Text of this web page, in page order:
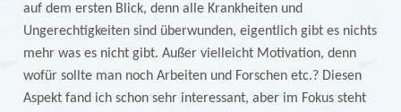
auf dem ersten Blick, denn alle Krankheiten und
Ungerechtigkeiten sind überwunden, eigentlich gibt es nichts
mehr was es nicht gibt. Außer vielleicht Motivation, denn
wofür sollte man noch Arbeiten und Forschen etc.? Diesen
Aspekt fand ich schon sehr interessant, aber im Fokus steht